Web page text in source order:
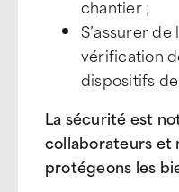
chantier ;
S’assurer
vérification
dispositifs
La sécurité est
collaborateurs et
protégeons les